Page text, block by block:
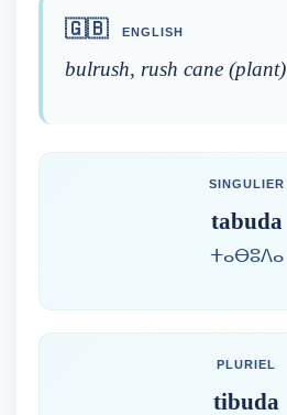
🇬🇧 ENGLISH
bulrush, rush cane (plant)
SINGULIER
tabuda
ⵜⴰⴱⵓⴷⴰ
PLURIEL
tibuda